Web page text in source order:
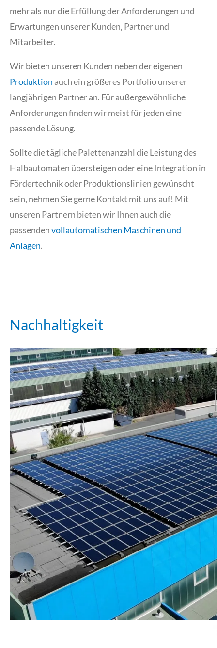
mehr als nur die Erfüllung der Anforderungen und
Erwartungen unserer Kunden, Partner und
Mitarbeiter.
Wir bieten unseren Kunden neben der eigenen
Produktion auch ein größeres Portfolio unserer
langjährigen Partner an. Für außergewöhnliche
Anforderungen finden wir meist für jeden eine
passende Lösung.
Sollte die tägliche Palettenanzahl die Leistung des
Halbautomaten übersteigen oder eine Integration in
Fördertechnik oder Produktionslinien gewünscht
sein, nehmen Sie gerne Kontakt mit uns auf! Mit
unseren Partnern bieten wir Ihnen auch die
passendenvollautomatischen Maschinen und
Anlagen.
Nachhaltigkeit